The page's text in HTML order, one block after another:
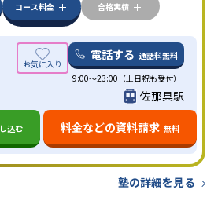
コース料金 合格実績
電話する 通話料無料
9:00～23:00（土日祝も受付）
佐那具駅
込む 料金などの資料請求 無料
塾の詳細を見る